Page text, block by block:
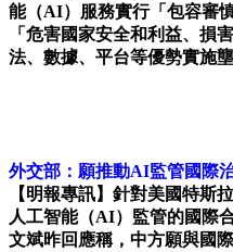
能（AI）服務實行「包容審
「危害國家安全和利益、損
法、數據、平台等優勢實施
外交部：願推動AI監管國際
【明報專訊】針對美國特斯
人工智能（AI）監管的國際
文斌昨回應稱，中方願與國